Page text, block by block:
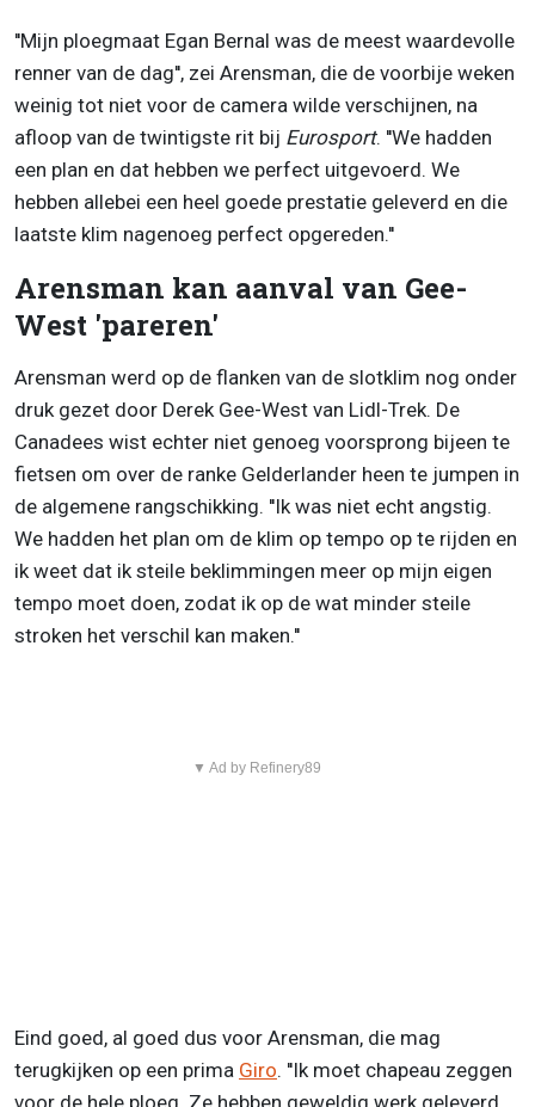
''Mijn ploegmaat Egan Bernal was de meest waardevolle
renner van de dag'', zei Arensman, die de voorbije weken
weinig tot niet voor de camera wilde verschijnen, na
afloop van de twintigste rit bij Eurosport. ''We hadden
een plan en dat hebben we perfect uitgevoerd. We
hebben allebei een heel goede prestatie geleverd en die
laatste klim nagenoeg perfect opgereden.''
Arensman kan aanval van Gee-
West 'pareren'
Arensman werd op de flanken van de slotklim nog onder
druk gezet door Derek Gee-West van Lidl-Trek. De
Canadees wist echter niet genoeg voorsprong bijeen te
fietsen om over de ranke Gelderlander heen te jumpen in
de algemene rangschikking. ''Ik was niet echt angstig.
We hadden het plan om de klim op tempo op te rijden en
ik weet dat ik steile beklimmingen meer op mijn eigen
tempo moet doen, zodat ik op de wat minder steile
stroken het verschil kan maken.''
▼ Ad by Refinery89
Eind goed, al goed dus voor Arensman, die mag
terugkijken op een prima Giro. ''Ik moet chapeau zeggen